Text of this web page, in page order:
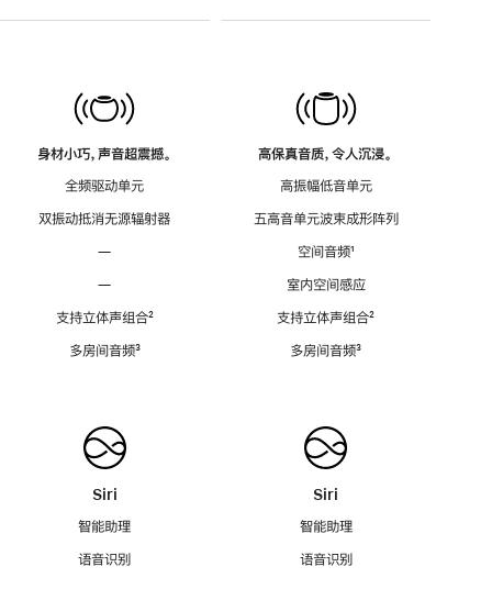
身材小巧，声音超震撼。
全频驱动单元
双振动抵消无源辐射器
—
—
支持立体声组合脚
²
多房间音频脚
³
Siri
智能助理
语音识别
高保真音质，令人沉浸。
高振幅低音单元
五高音单元波束成形阵列
空间音频脚
¹
室内空间感应
支持立体声组合脚
²
多房间音频脚
³
Siri
智能助理
语音识别